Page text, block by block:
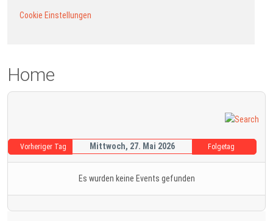
Cookie Einstellungen
Home
Vorheriger Tag Mittwoch, 27. Mai 2026 Folgetag
Es wurden keine Events gefunden